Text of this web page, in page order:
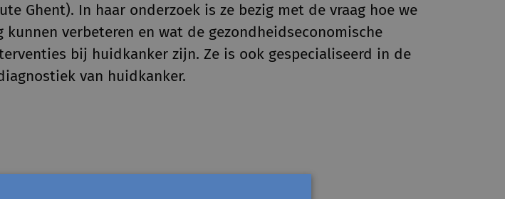
Ghent). In haar onderzoek is ze bezig met de vraag hoe we
kunnen verbeteren en wat de gezondheidseconomische
bij huidkanker zijn. Ze is ook gespecialiseerd in de
van huidkanker.